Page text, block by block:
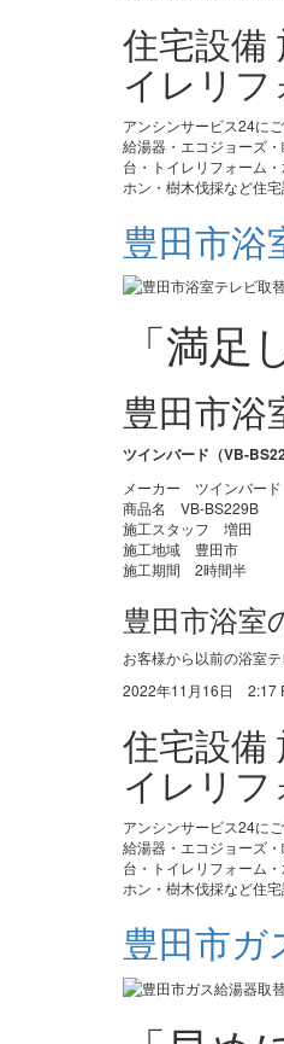
住宅設備
イレリ
アンシンサービス24に
給湯器・エコジョーズ
台・トイレリフォーム
ホン・樹木伐採など住
豊田市浴
「満
豊田市浴
ツインバード（VB-
メーカー ツインバード
商品名 VB-BS229B
施工スタッフ 増田
施工地域 豊田市
施工期間 2時間半
豊田市浴室
お客様から以前の浴室
2022年11月16日 2:17
住宅設備
イレリ
アンシンサービス24に
給湯器・エコジョーズ
台・トイレリフォーム
ホン・樹木伐採など住
豊田市ガ